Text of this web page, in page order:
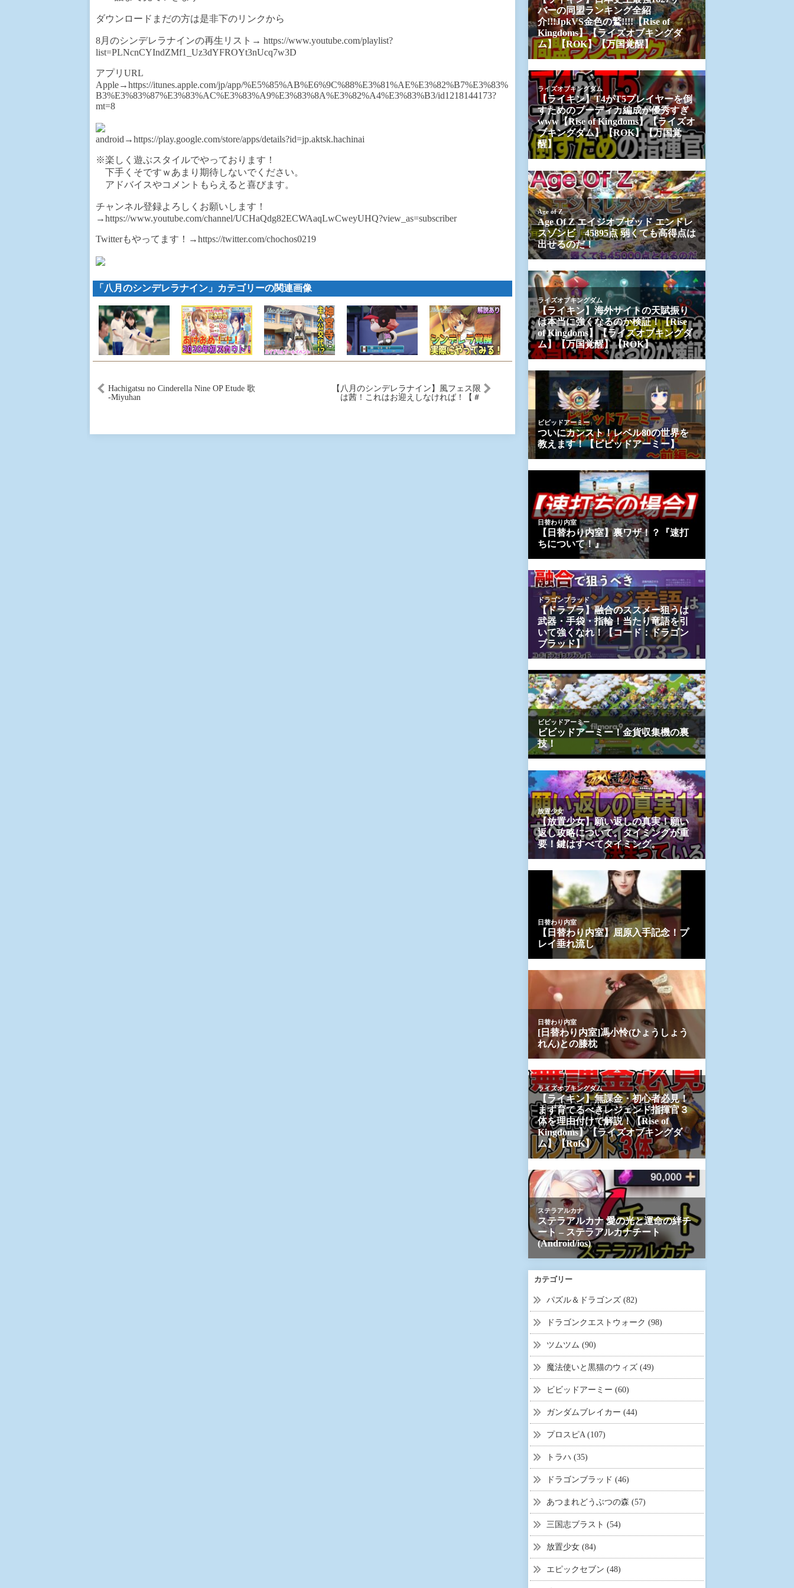
ダウンロードまだの方は是非下のリンクから
8月のシンデレラナインの再生リスト→ https://www.youtube.com/playlist?
list=PLNcnCYIndZMf1_Uz3dYFROYt3nUcq7w3D
アプリURL
Apple→https://itunes.apple.com/jp/app/%E5%85%AB%E6%9C%88%E3%81%AE%E3%82%B7%E3%83%
B3%E3%83%87%E3%83%AC%E3%83%A9%E3%83%8A%E3%82%A4%E3%83%B3/id1218144173?
mt=8
android→https://play.google.com/store/apps/details?id=jp.aktsk.hachinai
※楽しく遊ぶスタイルでやっております！
下手くそですｗあまり期待しないでください。
アドバイスやコメントもらえると喜びます。
チャンネル登録よろしくお願いします！
→https://www.youtube.com/channel/UCHaQdg82ECWAaqLwCweyUHQ?view_as=subscriber
Twitterもやってます！→https://twitter.com/chochos0219
「八月のシンデレラナイン」カテゴリーの関連画像
Hachigatsu no Cinderella Nine OP Etude 歌
-Miyuhan
【八月のシンデレラナイン】風フェス限
は茜！これはお迎えしなければ！【＃
カテゴリー
パズル＆ドラゴンズ (82)
ドラゴンクエストウォーク (98)
ツムツム (90)
魔法使いと黒猫のウィズ (49)
ビビッドアーミー (60)
ガンダムブレイカー (44)
プロスピA (107)
トラハ (35)
ドラゴンブラッド (46)
あつまれどうぶつの森 (57)
三国志ブラスト (54)
放置少女 (84)
エピックセブン (48)